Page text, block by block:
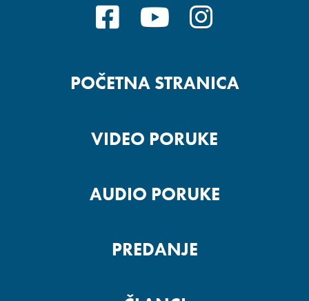
FACEBOOK
YOUTUBE
POČETNA STRANICA
VIDEO PORUKE
AUDIO PORUKE
PREDANJE